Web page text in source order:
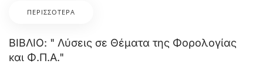
ΠΕΡΙΣΣΌΤΕΡΑ
ΒΙΒΛΙΟ: " Λύσεις σε Θέματα της Φορολογίας
και Φ.Π.Α."